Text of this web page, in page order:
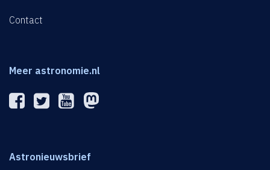
Contact
Meer astronomie.nl
Astronieuwsbrief